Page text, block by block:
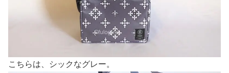
こちらは、シックなグレー。